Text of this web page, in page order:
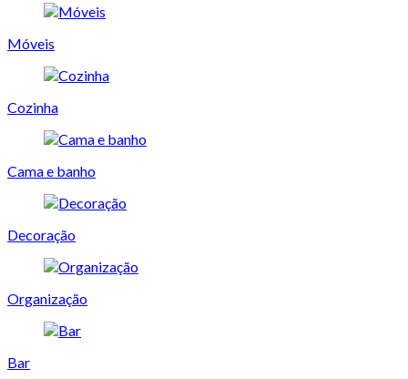
Móveis
Cozinha
Cama e banho
Decoração
Organização
Bar